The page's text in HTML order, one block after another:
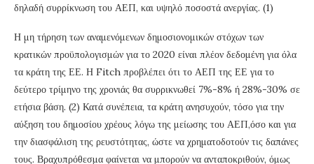
δηλαδή συρρίκνωση του ΑΕΠ, και υψηλό ποσοστά ανεργίας. (1)
Η μη τήρηση των αναμενόμενων δημοσιονομικών στόχων των
κρατικών προϋπολογισμών για το 2020 είναι πλέον δεδομένη για όλα
τα κράτη της ΕΕ. Η Fitch προβλέπει ότι το ΑΕΠ της ΕΕ για το
δεύτερο τρίμηνο της χρονιάς θα συρρικνωθεί 7%-8% ή 28%-30% σε
ετήσια βάση. (2) Κατά συνέπεια, τα κράτη ανησυχούν, τόσο για την
αύξηση του δημοσίου χρέους λόγω της μείωσης του ΑΕΠ,όσο και για
την διασφάλιση της ρευστότητας, ώστε να χρηματοδοτούν τις δαπάνες
τους. Βραχυπρόθεσμα φαίνεται να μπορούν να ανταποκριθούν, όμως